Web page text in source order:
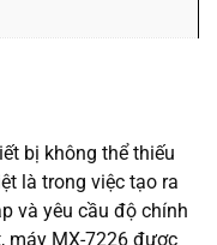
bị không thể thiếu
là trong việc tạo ra
và yêu cầu độ chính
máy MX-7226 được